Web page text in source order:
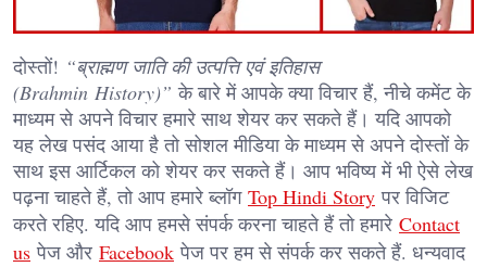
दोस्तों! “ब्राह्मण जाति की उत्पत्ति एवं इतिहास
(Brahmin History)” के बारे में आपके क्या विचार हैं, नीचे कमेंट के
माध्यम से अपने विचार हमारे साथ शेयर कर सकते हैं। यदि आपको
यह लेख पसंद आया है तो सोशल मीडिया के माध्यम से अपने दोस्तों के
साथ इस आर्टिकल को शेयर कर सकते हैं। आप भविष्य में भी ऐसे लेख
पढ़ना चाहते हैं, तो आप हमारे ब्लॉग Top Hindi Story पर विजिट
करते रहिए. यदि आप हमसे संपर्क करना चाहते हैं तो हमारे Contact
us पेज और Facebook पेज पर हम से संपर्क कर सकते हैं. धन्यवाद